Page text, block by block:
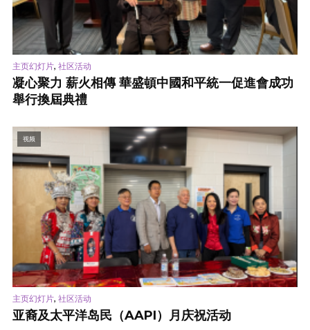
主页幻灯片, 社区活动
凝心聚力 薪火相傳 華盛頓中國和平統一促進會成功
舉行換屆典禮
视频
主页幻灯片, 社区活动
亚裔及太平洋岛民（AAPI）月庆祝活动